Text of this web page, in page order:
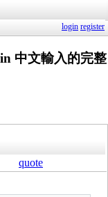
login register
中文輸入的完整
quote